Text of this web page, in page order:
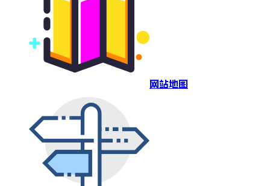
网站地图